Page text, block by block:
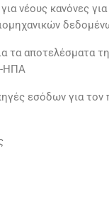
νέους κανόνες
τα αποτελέσματα
ΗΠΑ
εσόδων για